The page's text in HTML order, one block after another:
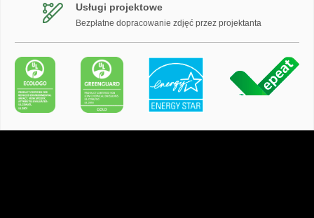
Usługi projektowe
Bezpłatne dopracowanie zdjęć przez projektanta